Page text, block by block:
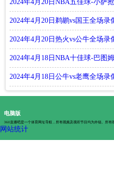
2024年4月20日NBA五佳球-小萨
2024年4月20日鹈鹕vs国王全场
2024年4月20日热火vs公牛全场
2024年4月18日NBA十佳球-巴图
2024年4月18日公牛vs老鹰全场
电脑版
360直播吧是一个体育网址导航，所有视频及视听节目均为外链。所有
网站统计